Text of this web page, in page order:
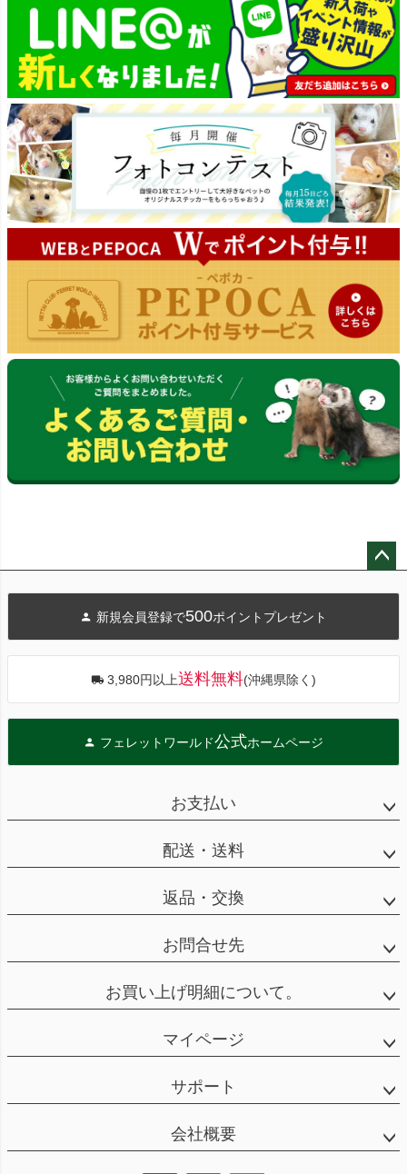
へ
新規会員登録で500ポイントプレゼント
3,980円以上送料無料(沖縄県除く)
フェレットワールド公式ホームページ
お支払い
配送・送料
返品・交換
お問合せ先
お買い上げ明細について。
マイページ
サポート
会社概要